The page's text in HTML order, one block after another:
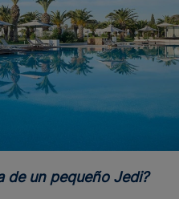
de un pequeño Jedi?